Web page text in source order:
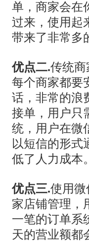
单，商家会在
过来，使用起
带来了非常多
优点二.传统商
每个商家都要
话，非常的浪
接单，用户只
统，用户在微
以短信的形式
低了人力成本。
优点三.使用微
家店铺管理，
一笔的订单系
天的营业额都